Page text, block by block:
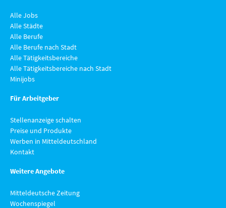
Alle Jobs
Alle Städte
Alle Berufe
Alle Berufe nach Stadt
Alle Tätigkeitsbereiche
Alle Tätigkeitsbereiche nach Stadt
Minijobs
Für Arbeitgeber
Stellenanzeige schalten
Preise und Produkte
Werben in Mitteldeutschland
Kontakt
Weitere Angebote
Mitteldeutsche Zeitung
Wochenspiegel